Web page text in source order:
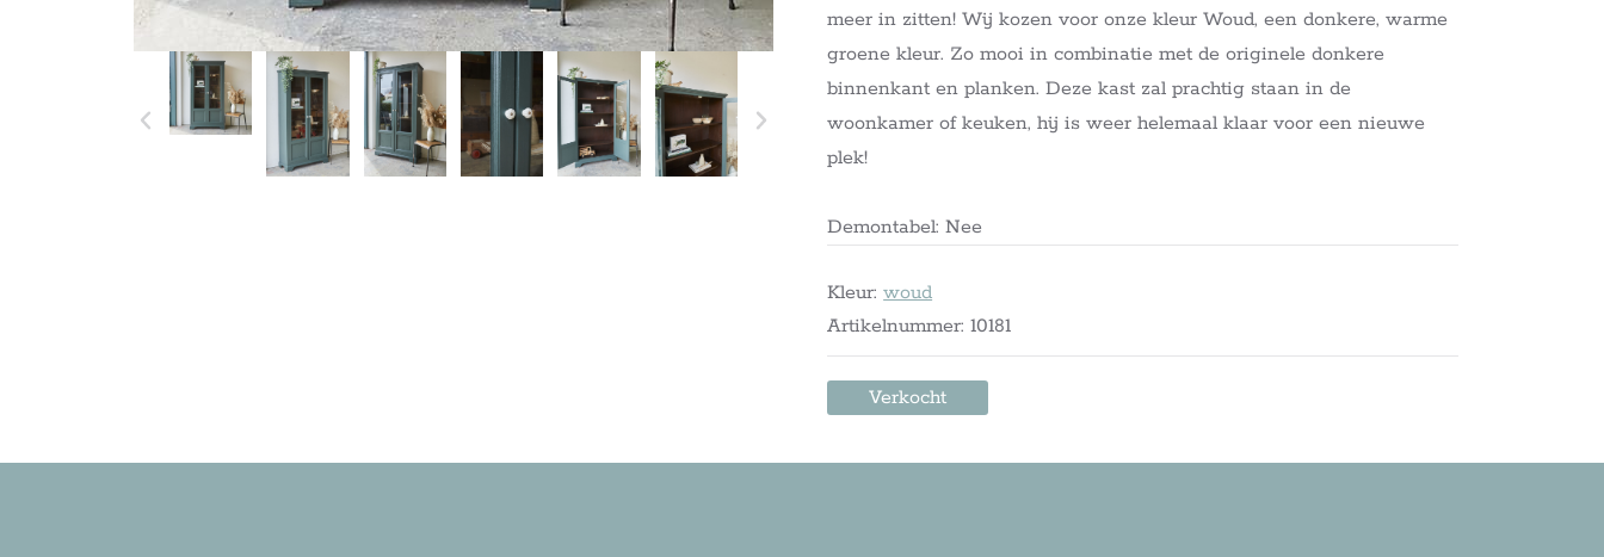
meer in zitten! Wij kozen voor onze kleur Woud, een donkere, warme
groene kleur. Zo mooi in combinatie met de originele donkere
binnenkant en planken. Deze kast zal prachtig staan in de
woonkamer of keuken, hij is weer helemaal klaar voor een nieuwe
plek!
Demontabel: Nee
Kleur:woud
Artikelnummer: 10181
Verkocht